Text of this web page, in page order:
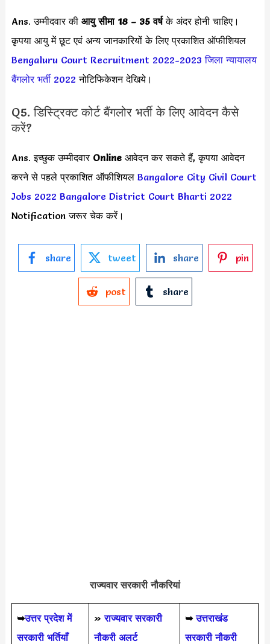
Ans. उम्मीदवार की आयु सीमा 18 – 35 वर्षके अंदर होनी चाहिए।
कृपया आयु में छूट एवं अन्य जानकारियों के लिए प्रकाशित ऑफीशियल
Bengaluru Court Recruitment 2022-2023 जिला न्यायालय
बैंगलोर भर्ती 2022नोटिफिकेशन देखिये।
Q5. डिस्ट्रिक्ट कोर्ट बैंगलोर भर्ती के लिए आवेदन कैसे
करें?
Ans. इच्छुक उम्मीदवार Online आवेदन कर सकते हैं, कृपया आवेदन
करने से पहले प्रकाशित ऑफीशियल Bangalore City Civil Court
Jobs 2022 Bangalore District Court Bharti 2022
Notification जरूर चेक करें।
share tweet share pin
post share
राज्यवार सरकारी नौकरियां
➥उत्तर प्रदेश में
सरकारी भर्तियाँ
»राज्यवार सरकारी
नौकरी अलर्ट
➥ उत्तराखंड
सरकारी नौकरी